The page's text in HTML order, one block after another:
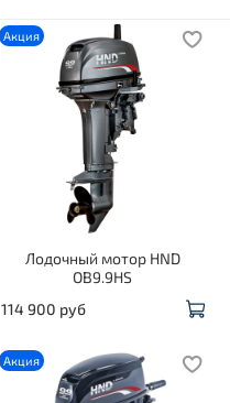
Акция
Лодочный мотор HND
OB9.9HS
114 900 руб
Акция